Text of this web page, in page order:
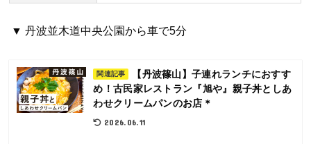
▼ 丹波並木道中央公園から車で5分
関連記事
【丹波篠山】子連れランチにおすす
め！古民家レストラン『旭や』親子丼としあ
わせクリームパンのお店＊
2026.06.11